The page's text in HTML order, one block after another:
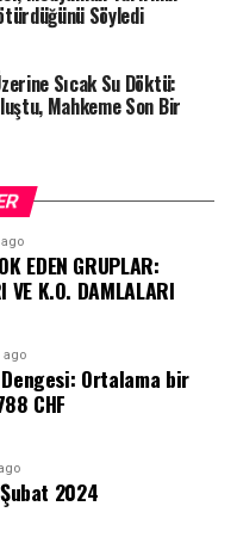
Söyledi
Sıcak Su Döktü:
Mahkeme Son Bir
EDEN GRUPLAR:
VE K.O. DAMLALARI
ago
Ortalama bir
CHF
2024